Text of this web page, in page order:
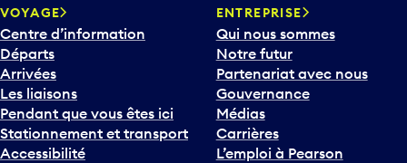
v
e
r
s
l
e
b
a
VOYAGE
Centre d’information
Départs
Arrivées
Les liaisons
Pendant que vous êtes ici
Stationnement et transport
Accessibilité
ENTREPRISE
Qui nous sommes
Notre futur
Partenariat avec nous
Gouvernance
Médias
Carrières
L’emploi à Pearson